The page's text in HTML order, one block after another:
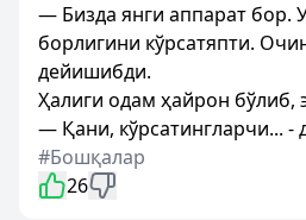
— Бизда янги аппарат бор.
борлигини кўрсатяпти.
дейишибди.
Ҳалиги одам ҳайрон бўлиб,
— Қани, кўрсатингларчи... -
#Бошқалар
26